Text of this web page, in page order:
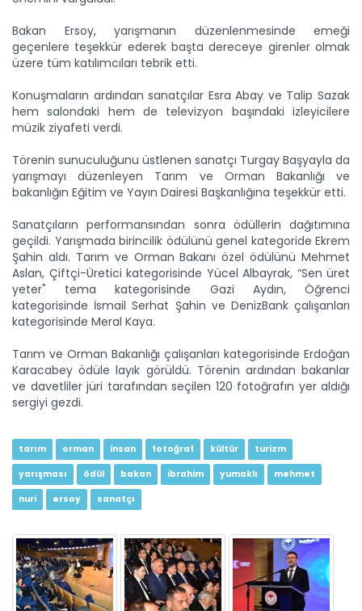
Bakan Ersoy, yarışmanın düzenlenmesinde emeği
geçenlere teşekkür ederek başta dereceye girenler olmak
üzere tüm katılımcıları tebrik etti.
Konuşmaların ardından sanatçılar Esra Abay ve Talip Sazak
hem salondaki hem de televizyon başındaki izleyicilere
müzik ziyafeti verdi.
Törenin sunuculuğunu üstlenen sanatçı Turgay Başyayla da
yarışmayı düzenleyen Tarım ve Orman Bakanlığı ve
bakanlığın Eğitim ve Yayın Dairesi Başkanlığına teşekkür etti.
Sanatçıların performansından sonra ödüllerin dağıtımına
geçildi. Yarışmada birincilik ödülünü genel kategoride Ekrem
Şahin aldı. Tarım ve Orman Bakanı özel ödülünü Mehmet
Aslan, Çiftçi-Üretici kategorisinde Yücel Albayrak, “Sen üret
yeter" tema kategorisinde Gazi Aydın, Öğrenci
kategorisinde İsmail Serhat Şahin ve DenizBank çalışanları
kategorisinde Meral Kaya.
Tarım ve Orman Bakanlığı çalışanları kategorisinde Erdoğan
Karacabey ödüle layık görüldü. Törenin ardından bakanlar
ve davetliler jüri tarafından seçilen 120 fotoğrafın yer aldığı
sergiyi gezdi.
tarım orman insan fotoğraf kültür turizm
yarışması ödül bakan ibrahim yumaklı mehmet
nuri ersoy sanatçı
Etnospor Kültür Festivali...
Devamını Oku ->